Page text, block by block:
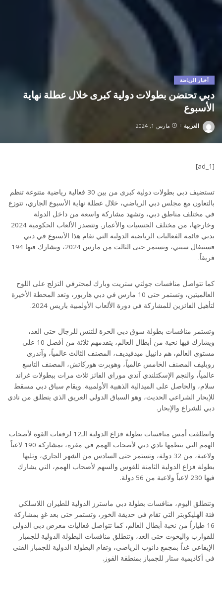
أخبار الرياضة
دبي تحتضن بطولات دولية كبرى خلال عطلة نهاية
الأسبوع
Posted
العربية مارس 1, 2024
[ad_1]
تستضيف دبي بطولات دولية كبرى من بين 30 فعالية رياضية متنوعة تنظم
بالتعاون مع مجلس دبي الرياضي، خلال عطلة نهاية الأسبوع الجاري، تتوزع
في مختلف مناطق دبي، وتشهد مشاركة واسعة من داخل الدولة
وخارجها، من مختلف الجنسيات والأعمار. وتتصدر الألعاب الحكومية 2024
بدبي قائمة الفعاليات الرياضية الدولية التي تقام هذا الأسبوع في دبي
فستيفال سيتي، وتستمر حتى الثالث من مارس 2024، ويشارك فيها 194
فريقاً.
كما تتواصل منافسات جولتي ستريت وبارك لمحترفي التزلج على اللوح
العالميتين، وتستمر حتى 10 مارس في دبي هاربور، وتعد المحطة الأخيرة
لتأهيل الفائزين للمشاركة في دورة الألعاب الأولمبية باريس 2024.
وتستمر منافسات بطولة سوق دبي الحرة للتنس للرجال حتى الغد،
ويشارك فيها نخبة من أبطال العالم، يتقدمهم ثلاثة من أفضل 10 على
مستوى العالم، هم دانييل ميدفيديف، المصنف الثالث عالمياً، وآندري
روبليف المصنف الخامس عالمياً، وهوبرت هوركاتش، المصنف التاسع
عالمياً، والنجم الإسكتلندي آندي موراي الفائز ثلاث مرات ببطولات غراند
سلام، والحاصل على الميدالية الذهبية الأولمبية. ويقام سباق دبي مسقط
للإبحار الشراعي الحديث، وهو السباق الدولي العريق الذي ينطلق من نادي
دبي للشراع والإبحار.
وانطلقت أمس منافسات بطولة فزاع الدولية الـ12 لرفعات القوة لأصحاب
الهمم التي ينظمها نادي دبي لأصحاب الهمم في مقره، بمشاركة 190 لاعباً
ولاعبة، من 32 دولة، وتستمر حتى السادس من الشهر الجاري، وتليها
بطولة فزاع الدولية الثامنة للقوس والسهم لأصحاب الهمم، التي يشارك
فيها 230 لاعباً ولاعبة من 56 دولة.
وتنطلق اليوم، منافسات بطولة دبي ماسترز الدولية للطيران اللاسلكي
فئة الهليكوبتر التي تقام في حديقة الخور، وتستمر حتى بعد غدٍ بمشاركة
16 طياراً من نخبة أبطال العالم، كما تتواصل فعاليات معرض دبي الدولي
للقوارب واليخوت حتى الغد، وتنطلق منافسات البطولة الدولية للجمباز
الإيقاعي غداً بمجمع دانوب الرياضي، وتقام البطولة الدولية للجمباز الفني
في أكاديمية ستار للجمباز بمنطقة القوز.